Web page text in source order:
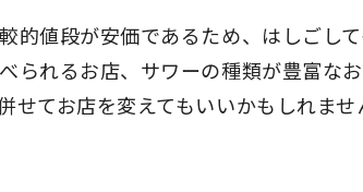
的値段が安価であるため、はしごし
られるお店、サワーの種類が豊富な
せてお店を変えてもいいかもしれませ